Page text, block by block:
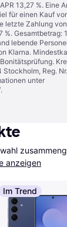
13,27 %. Eine
für einen Kauf
letzte Zahlung
%. Gesamtbetrag:
lebende
Klarna.
Stockholm, Reg.
unter
.
anzeigen
Im Trend